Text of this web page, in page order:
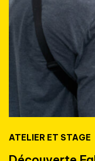
ATELIER ET STAGE